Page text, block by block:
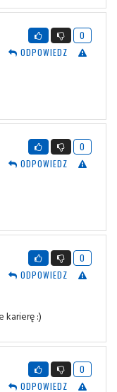
0
ODPOWIEDZ
0
ODPOWIEDZ
0
ODPOWIEDZ
karierę :)
0
ODPOWIEDZ